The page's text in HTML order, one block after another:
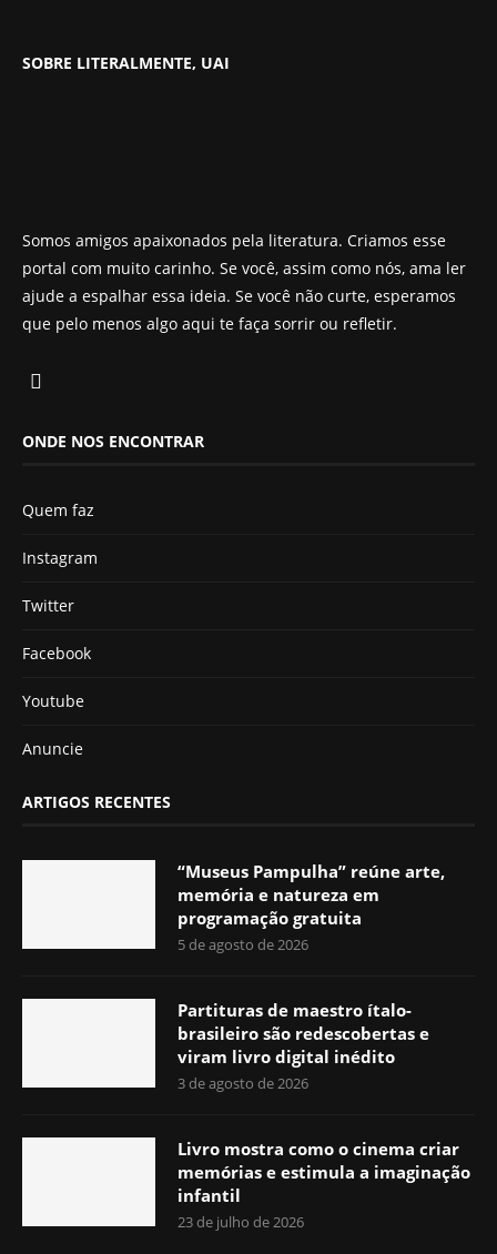
SOBRE LITERALMENTE, UAI
Somos amigos apaixonados pela literatura. Criamos esse
portal com muito carinho. Se você, assim como nós, ama ler
ajude a espalhar essa ideia. Se você não curte, esperamos
que pelo menos algo aqui te faça sorrir ou refletir.
ONDE NOS ENCONTRAR
Quem faz
Instagram
Twitter
Facebook
Youtube
Anuncie
ARTIGOS RECENTES
“Museus Pampulha” reúne arte,
memória e natureza em
programação gratuita
5 de agosto de 2026
Partituras de maestro ítalo-
brasileiro são redescobertas e
viram livro digital inédito
3 de agosto de 2026
Livro mostra como o cinema criar
memórias e estimula a imaginação
infantil
23 de julho de 2026